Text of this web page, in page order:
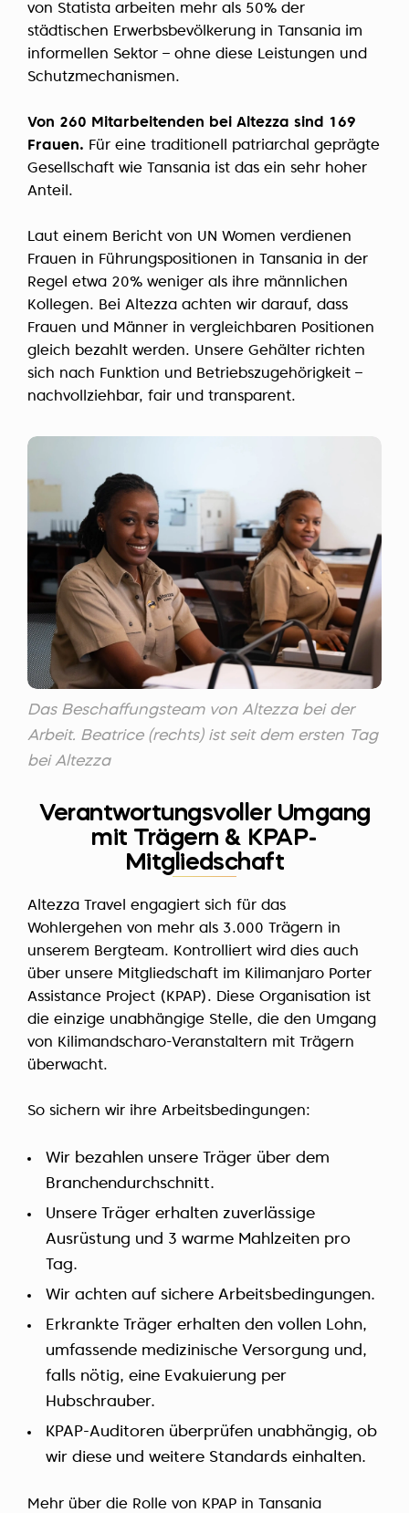
von Statista arbeiten mehr als 50% der
städtischen Erwerbsbevölkerung in Tansania im
informellen Sektor – ohne diese Leistungen und
Schutzmechanismen.
Von 260 Mitarbeitenden bei Altezza sind 169
Frauen. Für eine traditionell patriarchal geprägte
Gesellschaft wie Tansania ist das ein sehr hoher
Anteil.
Laut einem Bericht von UN Women verdienen
Frauen in Führungspositionen in Tansania in der
Regel etwa 20% weniger als ihre männlichen
Kollegen. Bei Altezza achten wir darauf, dass
Frauen und Männer in vergleichbaren Positionen
gleich bezahlt werden. Unsere Gehälter richten
sich nach Funktion und Betriebszugehörigkeit –
nachvollziehbar, fair und transparent.
Das Beschaffungsteam von Altezza bei der
Arbeit. Beatrice (rechts) ist seit dem ersten Tag
bei Altezza
Verantwortungsvoller Umgang
mit Trägern & KPAP-
Mitgliedschaft
Altezza Travel engagiert sich für das
Wohlergehen von mehr als 3.000 Trägern in
unserem Bergteam. Kontrolliert wird dies auch
über unsere Mitgliedschaft im Kilimanjaro Porter
Assistance Project (KPAP). Diese Organisation ist
die einzige unabhängige Stelle, die den Umgang
von Kilimandscharo-Veranstaltern mit Trägern
überwacht.
So sichern wir ihre Arbeitsbedingungen:
Wir bezahlen unsere Träger über dem
Branchendurchschnitt.
Unsere Träger erhalten zuverlässige
Ausrüstung und 3 warme Mahlzeiten pro
Tag.
Wir achten auf sichere Arbeitsbedingungen.
Erkrankte Träger erhalten den vollen Lohn,
umfassende medizinische Versorgung und,
falls nötig, eine Evakuierung per
Hubschrauber.
KPAP-Auditoren überprüfen unabhängig, ob
wir diese und weitere Standards einhalten.
Mehr über die Rolle von KPAP in Tansania